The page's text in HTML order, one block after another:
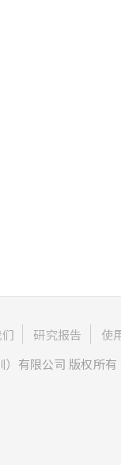
研究报告 使
有限公司 版权所有